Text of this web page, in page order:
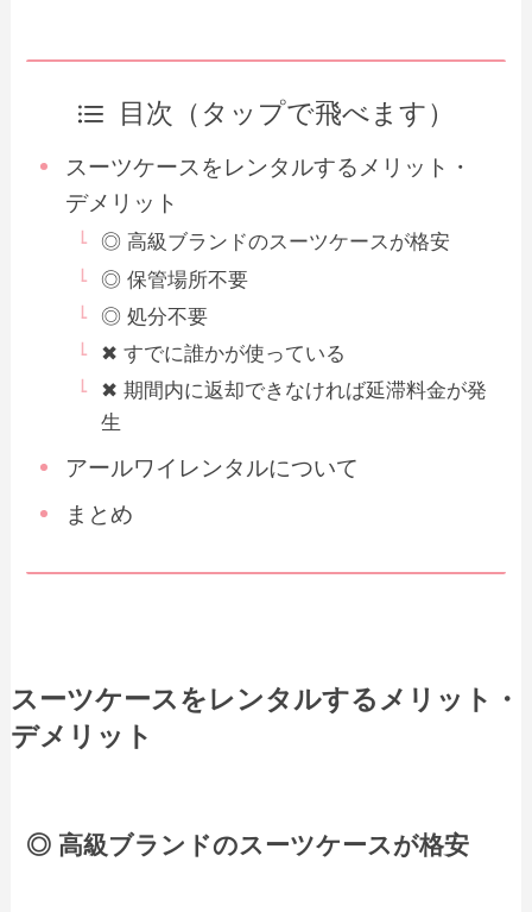
目次（タップで飛べます）
スーツケースをレンタルするメリット・
デメリット
◎ 高級ブランドのスーツケースが格安
◎ 保管場所不要
◎ 処分不要
✖ すでに誰かが使っている
✖ 期間内に返却できなければ延滞料金が発
生
アールワイレンタルについて
まとめ
スーツケースをレンタルするメリット・
デメリット
◎ 高級ブランドのスーツケースが格安